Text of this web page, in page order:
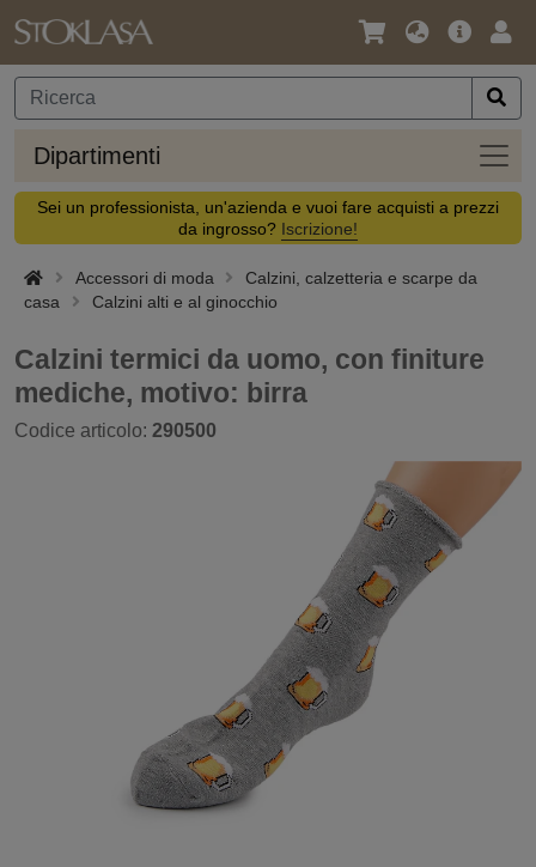
Lingua
Valuta
Offerta
Dipartimenti
Sei un professionista, un'azienda e vuoi fare acquisti a prezzi
da ingrosso? Iscrizione!
Accessori di moda
Calzini, calzetteria e scarpe da
casa
Calzini alti e al ginocchio
Calzini termici da uomo, con finiture
mediche, motivo: birra
Codice articolo: 290500